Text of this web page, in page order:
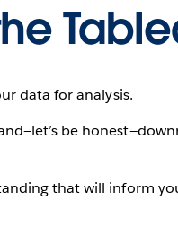
data for analysis.
be
that will inform